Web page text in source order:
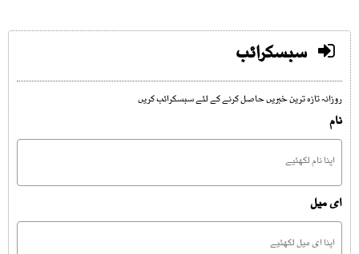
سبسکرائب
روزانہ تازہ ترین خبریں حاصل کرنے کے لئے سبسکرائب کریں
نام
ای میل